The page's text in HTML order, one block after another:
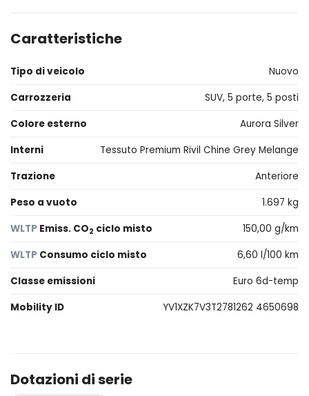
Caratteristiche
Tipo di veicolo
Nuovo
Carrozzeria
SUV, 5 porte, 5 posti
Colore esterno
Aurora Silver
Interni
Tessuto Premium Rivil Chine Grey Melange
Trazione
Anteriore
Peso a vuoto
1.697 kg
WLTP Emiss. CO2 ciclo misto
150,00 g/km
WLTP Consumo ciclo misto
6,60 l/100 km
Classe emissioni
Euro 6d-temp
Mobility ID
YV1XZK7V3T2781262 4650698
Dotazioni di serie